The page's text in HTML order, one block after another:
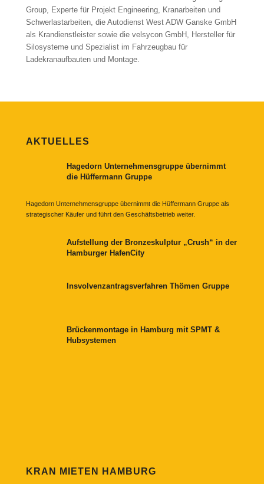
Group, Experte für Projekt Engineering, Kranarbeiten und
Schwerlastarbeiten, die Autodienst West ADW Ganske GmbH
als Krandienstleister sowie die velsycon GmbH, Hersteller für
Silosysteme und Spezialist im Fahrzeugbau für
Ladekranaufbauten und Montage.
AKTUELLES
Hagedorn Unternehmensgruppe übernimmt
die Hüffermann Gruppe
Hagedorn Unternehmensgruppe übernimmt die Hüffermann Gruppe als
strategischer Käufer und führt den Geschäftsbetrieb weiter.
Aufstellung der Bronzeskulptur „Crush“ in der
Hamburger HafenCity
Insvolvenzantragsverfahren Thömen Gruppe
Brückenmontage in Hamburg mit SPMT &
Hubsystemen
KRAN MIETEN HAMBURG